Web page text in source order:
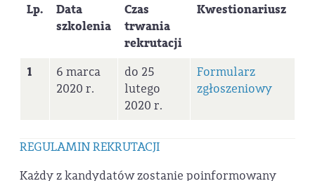
Lp.
Data
szkolenia
Czas
trwania
rekrutacji
Kwestionariusz
1
6 marca
2020 r.
do 25
lutego
2020 r.
Formularz
zgłoszeniowy
REGULAMIN REKRUTACJI
Każdy z kandydatów zostanie poinformowany